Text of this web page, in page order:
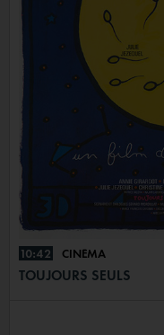
10:42 CINÉMA
TOUJOURS SEULS